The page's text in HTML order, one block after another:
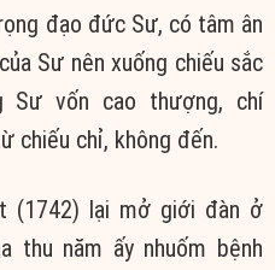
đạo đức Sư, có tâm ân
Sư nên xuống chiếu sắc
Sư vốn cao thượng, chí
chiếu chỉ, không đến.
(1742) lại mở giới đàn ở
thu năm ấy nhuốm bệnh